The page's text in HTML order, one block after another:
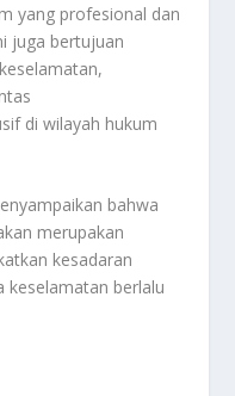
yang profesional dan
juga bertujuan
di wilayah hukum
bahwa
merupakan
kesadaran
keselamatan berlalu